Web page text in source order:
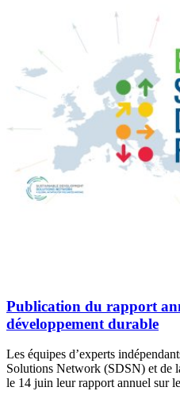
Publication du rapport
développement durable
Les équipes d’experts
Solutions Network (SDSN) et de
le 14 juin leur rapport annuel sur